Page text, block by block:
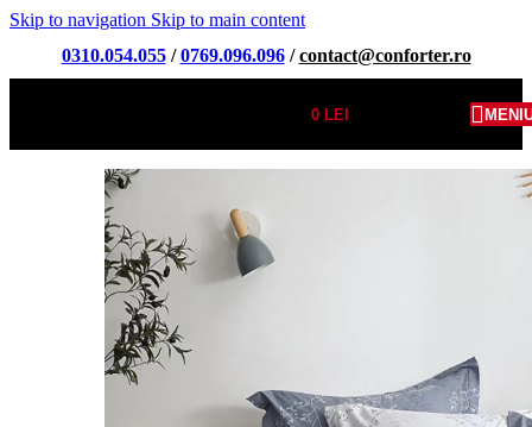
Skip to navigation Skip to main content
0310.054.055/0769.096.096/contact@conforter.ro
0LEI